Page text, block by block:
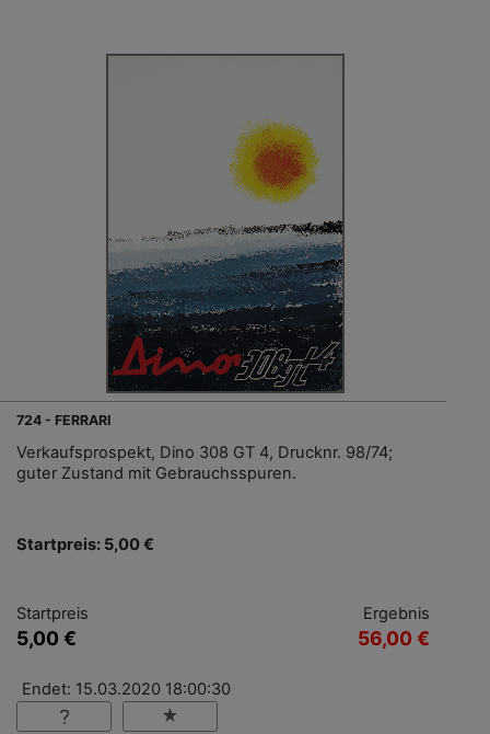
724 - FERRARI
Verkaufsprospekt, Dino 308 GT 4, Drucknr. 98/74;
guter Zustand mit Gebrauchsspuren.
Startpreis: 5,00 €
Startpreis
5,00 €
Ergebnis
56,00 €
Endet: 15.03.2020 18:00:30